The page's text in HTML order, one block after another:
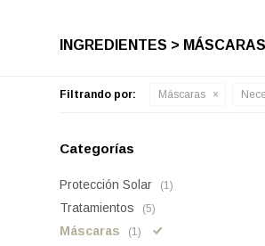
INGREDIENTES >
Filtrando por: Máscaras
Categorías
Protección Solar (1)
Tratamientos (5)
Máscaras (1)